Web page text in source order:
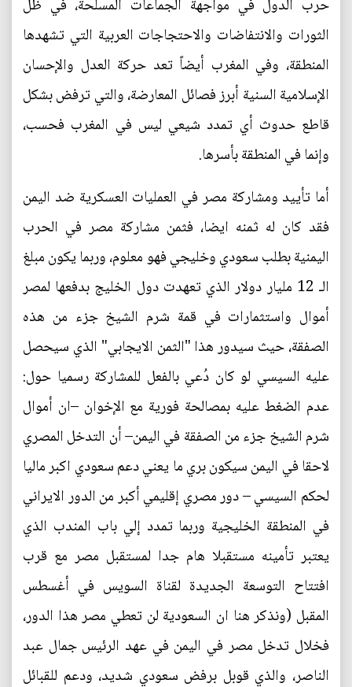
حرب الدول في مواجهة الجماعات المسلحة، في ظل
الثورات والانتفاضات والاحتجاجات العربية التي تشهدها
المنطقة، وفي المغرب أيضاً تعد حركة العدل والإحسان
الإسلامية السنية أبرز فصائل المعارضة، والتي ترفض بشكل
قاطع حدوث أي تمدد شيعي ليس في المغرب فحسب،
وإنما في المنطقة بأسرها.
أما تأييد ومشاركة مصر في العمليات العسكرية ضد اليمن
فقد كان له ثمنه ايضا، فثمن مشاركة مصر في الحرب
اليمنية بطلب سعودي وخليجي فهو معلوم، وربما يكون مبلغ
الـ 12 مليار دولار الذي تعهدت دول الخليج بدفعها لمصر
أموال واستثمارات في قمة شرم الشيخ جزء من هذه
الصفقة، حيث سيدور هذا "الثمن الايجابي" الذي سيحصل
عليه السيسي لو كان دُعي بالفعل للمشاركة رسميا حول:
عدم الضغط عليه بمصالحة فورية مع الإخوان –ان أموال
شرم الشيخ جزء من الصفقة في اليمن– أن التدخل المصري
لاحقا في اليمن سيكون بري ما يعني دعم سعودي اكبر ماليا
لحكم السيسي – دور مصري إقليمي أكبر من الدور الايراني
في المنطقة الخليجية وربما تمدد إلي باب المندب الذي
يعتبر تأمينه مستقبلا هام جدا لمستقبل مصر مع قرب
افتتاح التوسعة الجديدة لقناة السويس في أغسطس
المقبل (ونذكر هنا ان السعودية لن تعطي مصر هذا الدور،
فخلال تدخل مصر في اليمن في عهد الرئيس جمال عبد
الناصر، والذي قوبل برفض سعودي شديد، ودعم للقبائل